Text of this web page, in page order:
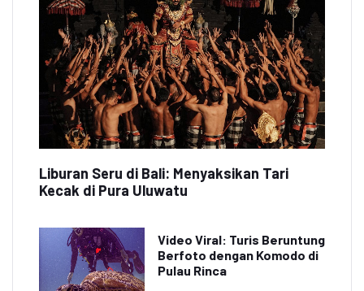
Liburan Seru di Bali: Menyaksikan Tari
Kecak di Pura Uluwatu
Video Viral: Turis Beruntung
Berfoto dengan Komodo di
Pulau Rinca